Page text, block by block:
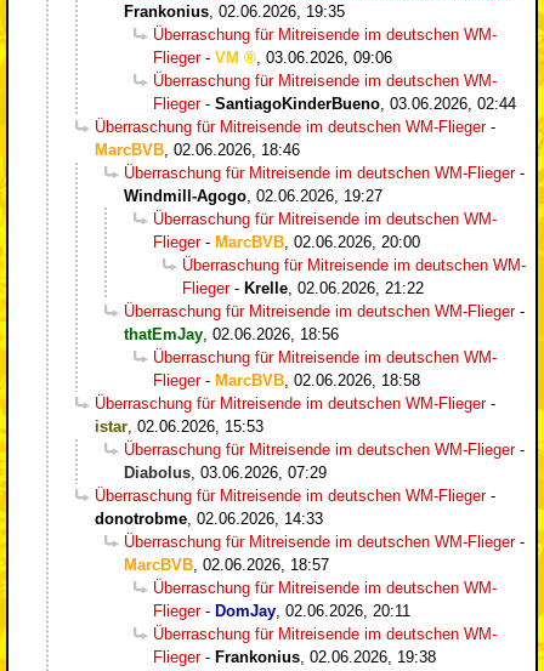
Frankonius 02.06.2026, 19:35
Überraschung für Mitreisende im deutschen WM-
Flieger- VM
03.06.2026, 09:06
Überraschung für Mitreisende im deutschen WM-
Flieger- SantiagoKinderBueno 03.06.2026, 02:44
Überraschung für Mitreisende im deutschen WM-Flieger-
MarcBVB 02.06.2026, 18:46
Überraschung für Mitreisende im deutschen WM-Flieger-
Windmill-Agogo 02.06.2026, 19:27
Überraschung für Mitreisende im deutschen WM-
Flieger- MarcBVB 02.06.2026, 20:00
Überraschung für Mitreisende im deutschen WM-
Flieger- Krelle 02.06.2026, 21:22
Überraschung für Mitreisende im deutschen WM-Flieger-
thatEmJay 02.06.2026, 18:56
Überraschung für Mitreisende im deutschen WM-
Flieger- MarcBVB 02.06.2026, 18:58
Überraschung für Mitreisende im deutschen WM-Flieger-
istar 02.06.2026, 15:53
Überraschung für Mitreisende im deutschen WM-Flieger-
Diabolus 03.06.2026, 07:29
Überraschung für Mitreisende im deutschen WM-Flieger-
donotrobme 02.06.2026, 14:33
Überraschung für Mitreisende im deutschen WM-Flieger-
MarcBVB 02.06.2026, 18:57
Überraschung für Mitreisende im deutschen WM-
Flieger- DomJay 02.06.2026, 20:11
Überraschung für Mitreisende im deutschen WM-
Flieger- Frankonius 02.06.2026, 19:38